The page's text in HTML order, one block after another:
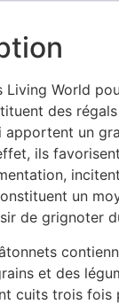
Living World
des
apportent un
ils
un
de grignoter
et des
cuits trois fois